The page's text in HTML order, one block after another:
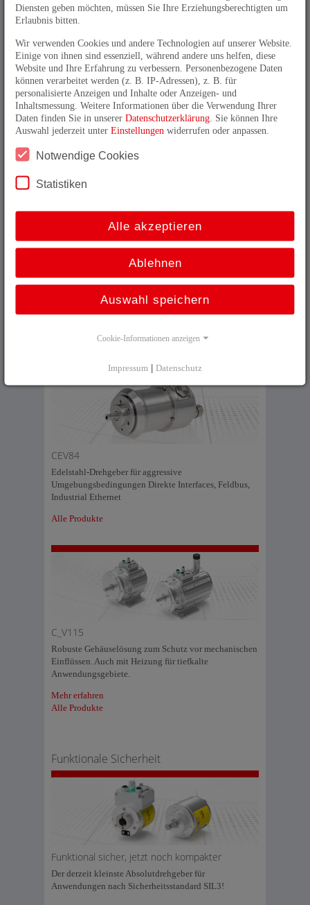
Q_H80
Der Hohlwellengeber mit Doppelschnittstelle. Optional
mit zweiter Singleturn-Abtastung.
Besondere Umgebungsbedingungen
Der ATEX-Drehgeber für die Zonen 1/21.
Alle Produkte
CEV84
Edelstahl-Drehgeber für aggressive
Umgebungsbedingungen Direkte Interfaces, Feldbus,
Industrial Ethernet
Alle Produkte
C_V115
Robuste Gehäuselösung zum Schutz vor mechanischen
Einflüssen. Auch mit Heizung für tiefkalte
Anwendungsgebiete.
Mehr erfahren
Alle Produkte
Funktionale Sicherheit
Funktional sicher, jetzt noch kompakter
Der derzeit kleinste Absolutdrehgeber für
Anwendungen nach Sicherheitsstandard SIL3!
Diensten geben möchten, müssen Sie Ihre Erziehungsberechtigten um
Erlaubnis bitten.
Wir verwenden Cookies und andere Technologien auf unserer Website.
Einige von ihnen sind essenziell, während andere uns helfen, diese
Website und Ihre Erfahrung zu verbessern. Personenbezogene Daten
können verarbeitet werden (z. B. IP-Adressen), z. B. für
personalisierte Anzeigen und Inhalte oder Anzeigen- und
Inhaltsmessung. Weitere Informationen über die Verwendung Ihrer
Daten finden Sie in unsererDatenschutzerklärung . Sie können Ihre
Auswahl jederzeit unterEinstellungen widerrufen oder anpassen.
Notwendige Cookies
Statistiken
Alle akzeptieren
Ablehnen
Auswahl speichern
Cookie-Informationen anzeigen
Impressum | Datenschutz